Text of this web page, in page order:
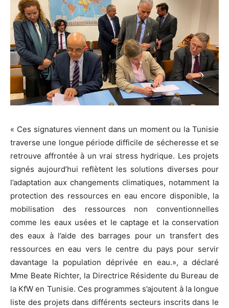
« Ces signatures viennent dans un moment ou la Tunisie
traverse une longue période difficile de sécheresse et se
retrouve affrontée à un vrai stress hydrique. Les projets
signés aujourd’hui reflètent les solutions diverses pour
l’adaptation aux changements climatiques, notamment la
protection des ressources en eau encore disponible, la
mobilisation des ressources non conventionnelles
comme les eaux usées et le captage et la conservation
des eaux à l’aide des barrages pour un transfert des
ressources en eau vers le centre du pays pour servir
davantage la population déprivée en eau.», a déclaré
Mme Beate Richter, la Directrice Résidente du Bureau de
la KfW en Tunisie. Ces programmes s’ajoutent à la longue
liste des projets dans différents secteurs inscrits dans le